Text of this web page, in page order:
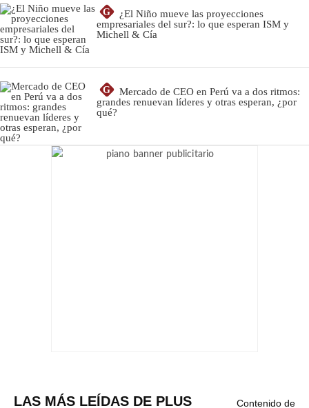
G
¿El Niño mueve las proyecciones
empresariales del sur?: lo que esperan ISM y
Michell & Cía
G
Mercado de CEO en Perú va a dos ritmos:
grandes renuevan líderes y otras esperan, ¿por
qué?
LAS MÁS LEÍDAS DE PLUS
Contenido de